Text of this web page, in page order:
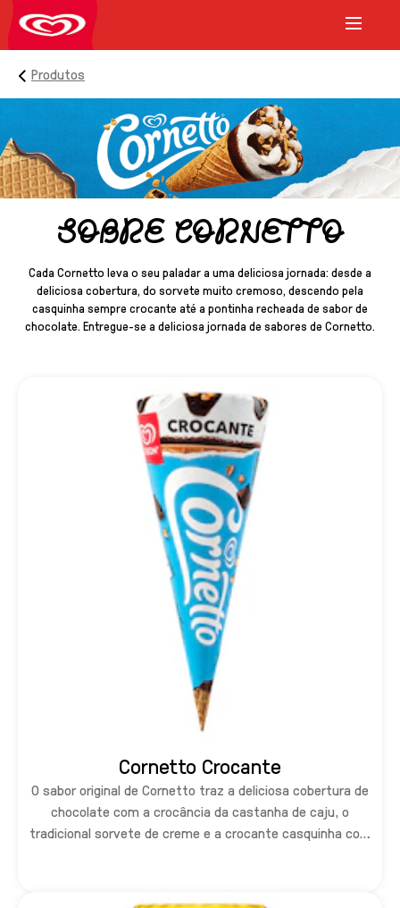
Produtos
SOBRE CORNETTO
Cada Cornetto leva o seu paladar a uma deliciosa jornada: desde a
deliciosa cobertura, do sorvete muito cremoso, descendo pela
casquinha sempre crocante até a pontinha recheada de sabor de
chocolate. Entregue-se a deliciosa jornada de sabores de Cornetto.
Cornetto Crocante
O sabor original de Cornetto traz a deliciosa cobertura de
chocolate com a crocância da castanha de caju, o
tradicional sorvete de creme e a crocante casquinha com